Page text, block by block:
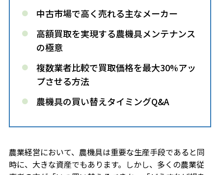
中古市場で高く売れる主なメーカー
高額買取を実現する農機具メンテナンス
の極意
複数業者比較で買取価格を最大30%アッ
プさせる方法
農機具の買い替えタイミングQ&A
農業経営において、農機具は重要な生産手段であると同
時に、大きな資産でもあります。しかし、多くの農業従